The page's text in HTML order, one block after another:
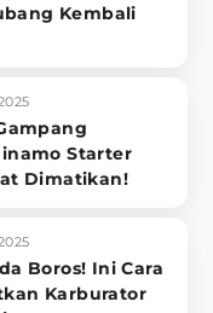
Kembali
Starter
Dimatikan!
Boros! Ini Cara
Karburator